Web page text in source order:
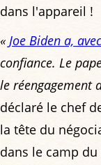
dans l'appareil !
« Joe Biden a,
confiance. Le
le réengagement
déclaré le chef
la tête du
dans le camp